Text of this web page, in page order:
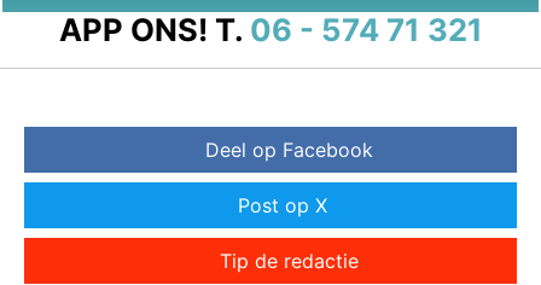
APP ONS! T. 06 - 574 71 321
Deel op Facebook
Post op X
Tip de redactie